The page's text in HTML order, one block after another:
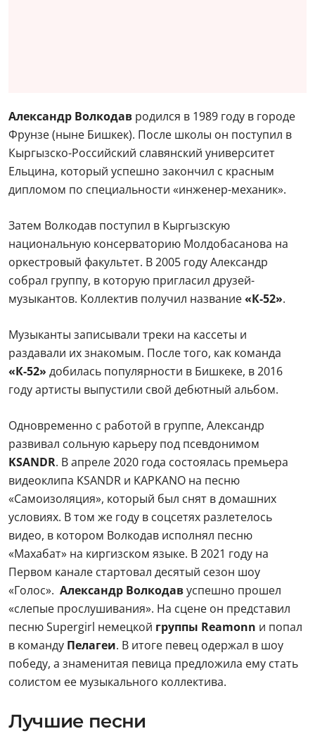
Александр Волкодав родился в 1989 году в городе
Фрунзе (ныне Бишкек). После школы он поступил в
Кыргызско-Российский славянский университет
Ельцина, который успешно закончил с красным
дипломом по специальности «инженер-механик».
Затем Волкодав поступил в Кыргызскую
национальную консерваторию Молдобасанова на
оркестровый факультет. В 2005 году Александр
собрал группу, в которую пригласил друзей-
музыкантов. Коллектив получил название«К-52».
Музыканты записывали треки на кассеты и
раздавали их знакомым. После того, как команда
«К-52» добилась популярности в Бишкеке, в 2016
году артисты выпустили свой дебютный альбом.
Одновременно с работой в группе, Александр
развивал сольную карьеру под псевдонимом
KSANDR. В апреле 2020 года состоялась премьера
видеоклипа KSANDR и KAPKANO на песню
«Самоизоляция», который был снят в домашних
условиях. В том же году в соцсетях разлетелось
видео, в котором Волкодав исполнял песню
«Махабат» на киргизском языке. В 2021 году на
Первом канале стартовал десятый сезон шоу
«Голос». Александр Волкодавуспешно прошел
«слепые прослушивания». На сцене он представил
песню Supergirl немецкой группы Reamonn и попал
в команду Пелагеи. В итоге певец одержал в шоу
победу, а знаменитая певица предложила ему стать
солистом ее музыкального коллектива.
Лучшие песни